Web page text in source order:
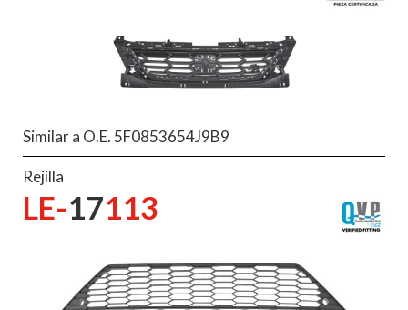
Similar a O.E. 5F0853654J9B9
Rejilla
LE-17113